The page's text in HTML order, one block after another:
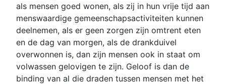
als mensen goed wonen, als zij in hun vrije tijd aan
menswaardige gemeenschapsactiviteiten kunnen
deelnemen, als er geen zorgen zijn omtrent eten
en de dag van morgen, als de drankduivel
overwonnen is, dan zijn mensen ook in staat om
volwassen gelovigen te zijn. Geloof is dan de
binding van al die draden tussen mensen met het